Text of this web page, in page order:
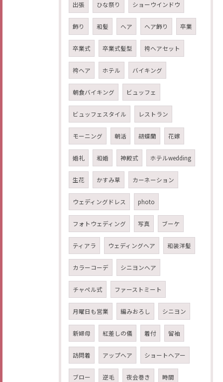
出張 ひな祭り ショーウインドウ
飾り 和髪 ヘア ヘア飾り 卒業
卒業式 卒業式髪型 袴ヘアセット
袴ヘア ホテル バイキング
朝食バイキング ビュッフェ
ビュッフェスタイル レストラン
モーニング 朝活 胡蝶蘭 花嫁
婚礼 和婚 神殿式 ホテルwedding
生花 かすみ草 カーネーション
ウェディングドレス photo
フォトウェディング 写真 ブーケ
ティアラ ウェディングヘア 和装洋髪
カラーコーデ シニヨンヘア
チャペル式 ファーストミート
月曜日も営業 編みおろし シニヨン
新婦母 紅差しの儀 着付 留袖
訪問着 アップヘア ショートヘアー
ブロー 逆毛 夜会巻き 時間